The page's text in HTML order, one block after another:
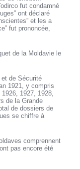
fut condamné
ont déclaré
et les a
fut prononcée,
de la Moldavie le
et de Sécurité
1921, y compris
1927, 1928,
de la Grande
de dossiers de
se chiffre à
comprennent
pas encore été